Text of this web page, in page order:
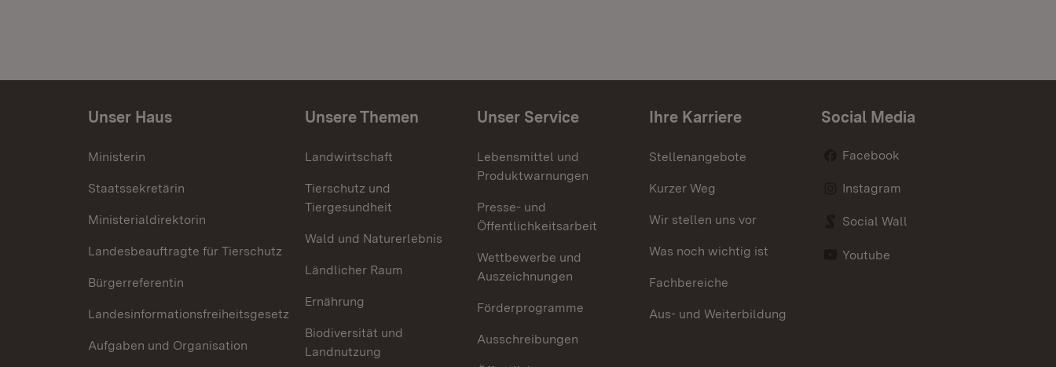
Unser Haus
Ministerin
Staatssekretärin
Ministerialdirektorin
Landesbeauftragte für Tierschutz
Bürgerreferentin
Landesinformationsfreiheitsgesetz
Aufgaben und Organisation
Unsere Themen
Landwirtschaft
Tierschutz und
Tiergesundheit
Wald und Naturerlebnis
Ländlicher Raum
Ernährung
Biodiversität und
Landnutzung
Unser Service
Lebensmittel und
Produktwarnungen
Presse- und
Öffentlichkeitsarbeit
Wettbewerbe und
Auszeichnungen
Förderprogramme
Ausschreibungen
Ihre Karriere
Stellenangebote
Kurzer Weg
Wir stellen uns vor
Was noch wichtig ist
Fachbereiche
Aus- und Weiterbildung
Social Media
Facebook
Instagram
Social Wall
Youtube